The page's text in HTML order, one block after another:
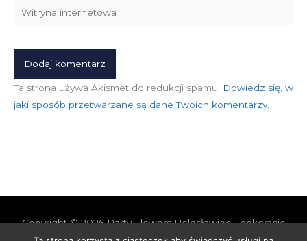
Witryna
internetowa
Ta strona używa Akismet do redukcji spamu. Dowiedz się, w
jaki sposób przetwarzane są dane Twoich komentarzy.
Copyright © 2026Party Flowers Bolesławiec - dekoracje